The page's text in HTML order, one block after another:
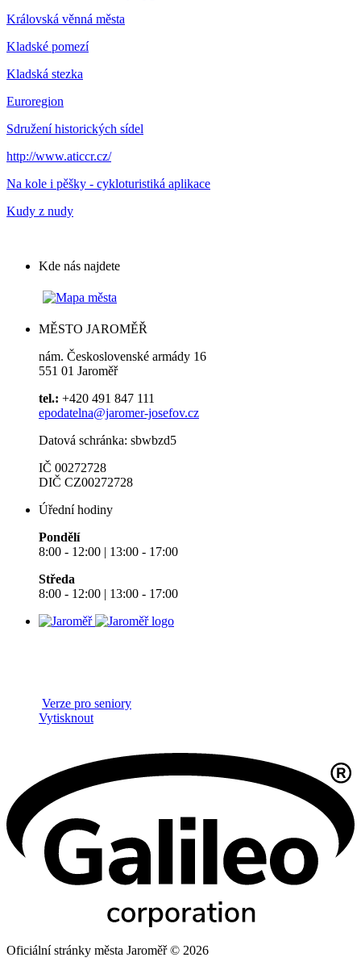
Královská věnná města
Kladské pomezí
Kladská stezka
Euroregion
Sdružení historických sídel
http://www.aticcr.cz/
Na kole i pěšky - cykloturistiká aplikace
Kudy z nudy
Kde nás najdete
MĚSTO JAROMĚŘ
nám. Československé armády 16
551 01 Jaroměř
tel.: +420 491 847 111
epodatelna@jaromer-josefov.cz
Datová schránka: sbwbzd5
IČ 00272728
DIČ CZ00272728
Úřední hodiny
Pondělí
8:00 - 12:00 | 13:00 - 17:00
Středa
8:00 - 12:00 | 13:00 - 17:00
Verze pro seniory
Vytisknout
Oficiální stránky města Jaroměř © 2026